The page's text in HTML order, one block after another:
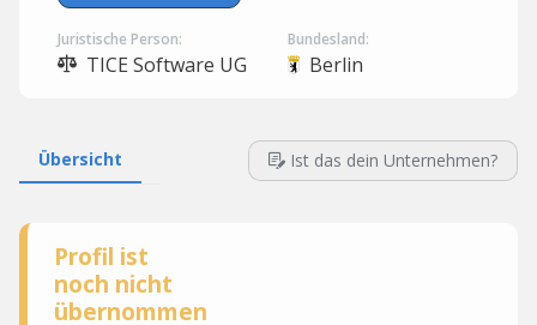
Juristische Person:
TICE Software UG
Bundesland:
Berlin
Übersicht Ist das dein Unternehmen?
Profil ist
noch nicht
übernommen